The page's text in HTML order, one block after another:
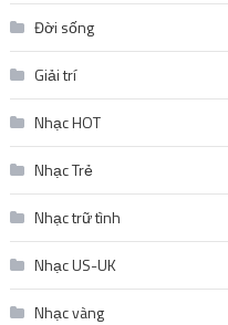
Đời sống
Giải trí
Nhạc HOT
Nhạc Trẻ
Nhạc trữ tình
Nhạc US-UK
Nhạc vàng